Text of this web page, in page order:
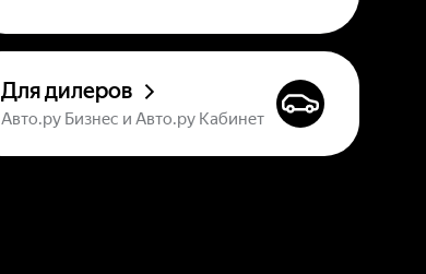
Для дилеров
Авто.ру Бизнес и Авто.ру Кабинет